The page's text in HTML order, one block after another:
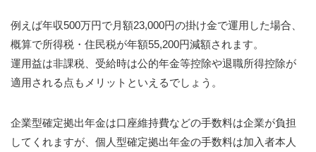
例えば年収500万円で月額23,000円の掛け金で運用した場合、
概算で所得税・住民税が年額55,200円減額されます。
運用益は非課税、受給時は公的年金等控除や退職所得控除が
適用される点もメリットといえるでしょう。
企業型確定拠出年金は口座維持費などの手数料は企業が負担
してくれますが、個人型確定拠出年金の手数料は加入者本人